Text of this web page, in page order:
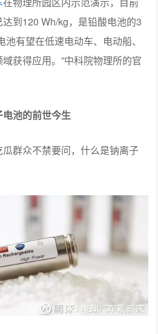
到120 Wh/kg，是铅酸电池的3
有望在低速电动车、电动船、
获得应用。”中科院物理所的官
电池的前世今生
群众不禁要问，什么是钠离子